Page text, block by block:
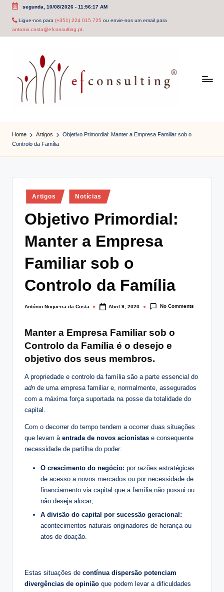
Skip
segunda, 10/08/2026- 11:56:18 AM
Ligue-nos para (+351) 224 015 725 ou envie-nos um email para
antonio.costa@efconsulting.pt.
f
Home Artigos
Objetivo Primordial: Manter a Empresa Familiar sob o
Controlo da Família
Posted
in
Artigos Notícias
Objetivo Primordial:
Manter a Empresa
Familiar sob o
Controlo da Família
Posted
António Nogueira da Costa Abril 9, 2020 No Comments
Manter a Empresa Familiar sob o
Controlo da Família é o desejo e
objetivo dos seus membros.
A propriedade e controlo da família são a parte essencial do
adn de uma empresa familiar e, normalmente, assegurados
com a máxima força suportada na posse da totalidade do
capital.
Com o decorrer do tempo tendem a ocorrer duas situações
que levam à entrada de novos acionistas e consequente
necessidade de partilha do poder:
O crescimento do negócio: por razões estratégicas
de acesso a novos mercados ou por necessidade de
financiamento via capital que a família não possui ou
não deseja alocar;
A divisão do capital por sucessão geracional:
acontecimentos naturais originadores de herança ou
atos de doação.
Estas situações de contínua dispersão potenciam
divergências de opinião que podem levar a dificuldades